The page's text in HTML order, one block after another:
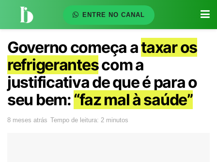
ENTRE NO CANAL
Governo começa ataxar os
refrigerantescom a
justificativa de que é para o
seu bem:“faz mal à saúde”
8 meses atrás Tempo de leitura: 2 minutos